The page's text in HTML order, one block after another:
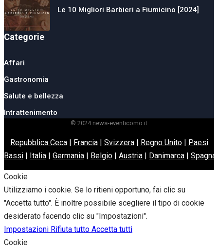
Le 10 Migliori Barbieri a Fiumicino [2024]
Categorie
Affari
Gastronomia
Salute e bellezza
Intrattenimento
© 2024 news-eventicomo.it
Repubblica Ceca| Francia| Svizzera| Regno Unito|
Paesi
Bassi
Italia Germania Belgio Austria Danimarca Spagna
Cookie
Utilizziamo i cookie. Se lo ritieni opportuno, fai clic su
"Accetta tutto". È inoltre possibile scegliere il tipo di cookie
desiderato facendo clic su "Impostazioni".
Impostazioni Rifiuta tutto Accetta tutti
Cookie